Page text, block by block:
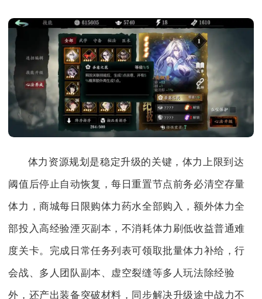
体力资源规划是稳定升级的关键，体力上限到达
阈值后停止自动恢复，每日重置节点前务必清空存量
体力，商城每日限购体力药水全部购入，额外体力全
部投入高经验湮灭副本，不消耗体力刷低收益普通难
度关卡。完成日常任务列表可领取批量体力补给，行
会战、多人团队副本、虚空裂缝等多人玩法除经验
外，还产出装备突破材料，同步解决升级途中战力不